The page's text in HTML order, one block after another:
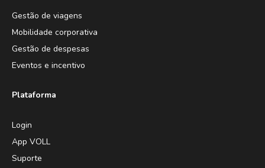
Gestão de viagens
Mobilidade corporativa
Gestão de despesas
Eventos e incentivo
Plataforma
Login
App VOLL
Suporte